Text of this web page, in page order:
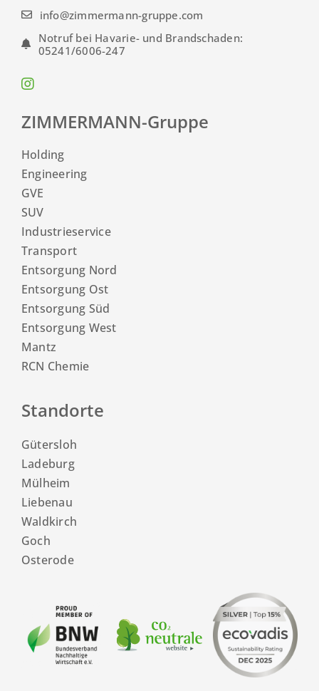
ZIMMERMANN-Gruppe
Holding
Engineering
GVE
SUV
Industrieservice
Transport
Entsorgung Nord
Entsorgung Ost
Entsorgung Süd
Entsorgung West
Mantz
RCN Chemie
Standorte
Gütersloh
Ladeburg
Mülheim
Liebenau
Waldkirch
Goch
Osterode
info@zimmermann-gruppe.com
Notruf bei Havarie- und Brandschaden:
05241/6006-247